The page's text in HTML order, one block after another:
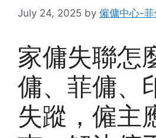
July 24, 2025 by 僱傭中心-
家傭失聯怎
傭、菲傭、
失蹤，僱主